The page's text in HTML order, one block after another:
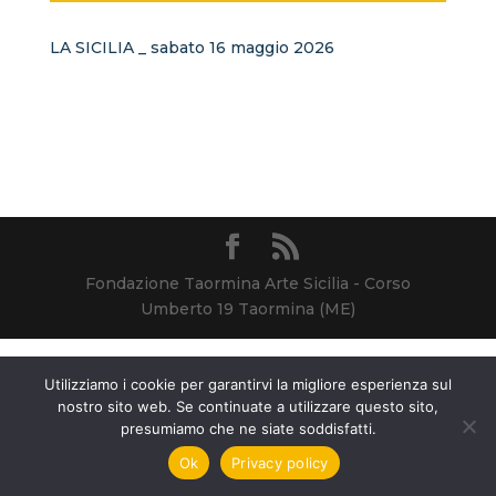
LA SICILIA _ sabato 16 maggio 2026
Fondazione Taormina Arte Sicilia - Corso
Umberto 19 Taormina (ME)
Utilizziamo i cookie per garantirvi la migliore esperienza sul
nostro sito web. Se continuate a utilizzare questo sito,
presumiamo che ne siate soddisfatti.
Ok
Privacy policy